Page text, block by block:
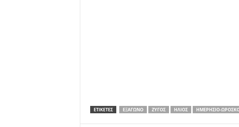
ΕΤΙΚΕΤΕΣ ΕΞΆΓΩΝΟ ΖΥΓΌΣ ΉΛΙΟΣ ΗΜΕΡΉΣΙΟ-